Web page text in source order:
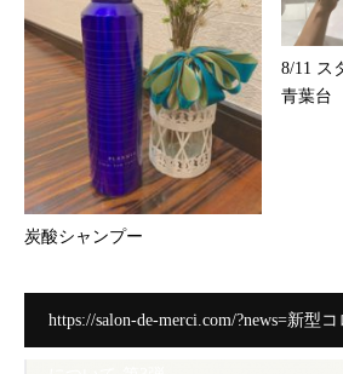
炭酸シャンプー
8/11 ス
青葉台
https://salon-de-merci.com/?news=新型